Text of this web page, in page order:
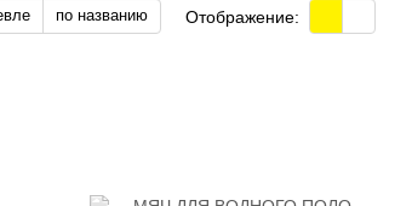
по названию Отображение: